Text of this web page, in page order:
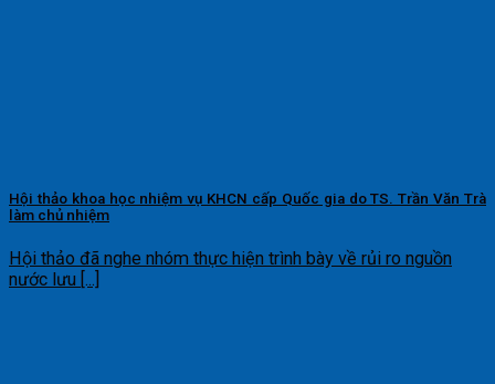
Hội thảo khoa học nhiệm vụ KHCN cấp Quốc gia do TS. Trần Văn Trà
làm chủ nhiệm
Hội thảo đã nghe nhóm thực hiện trình bày về rủi ro nguồn
nước lưu [...]